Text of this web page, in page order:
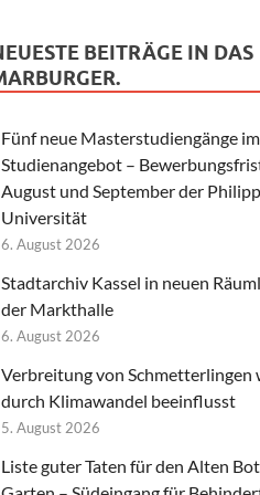
BEITRÄGE IN DAS
Fünf neue Masterstudiengänge im
Studienangebot –
August und September der
Universität
6. August 2026
Stadtarchiv Kassel in neuen
der Markthalle
6. August 2026
Verbreitung von Schmetterlingen
durch Klimawandel beeinflusst
5. August 2026
Liste guter Taten für den Alten